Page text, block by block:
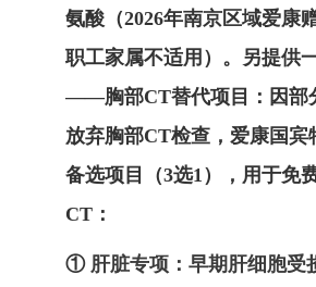
氨酸（2026年南京区域爱康
职工家属不适用 ） 。另提供
——胸部CT替代项目：因部
放弃胸部CT检查，爱康国宾
备选项目（3选1），用于免
CT：
① 肝脏专项：早期肝细胞受